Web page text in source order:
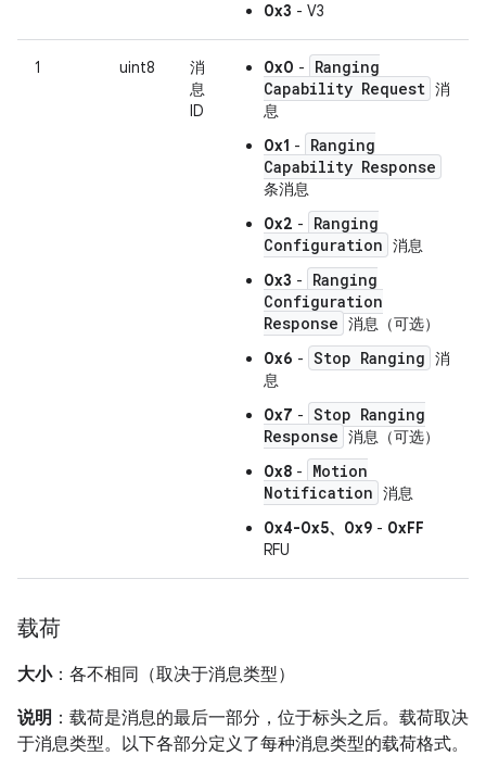
0x3 - V3
1 uint8
消
息
ID
0x0 -
Ranging
Capability Request 消
息
0x1 -
Ranging
Capability Response
条消息
0x2 -
Ranging
Configuration 消息
0x3 -
Ranging
Configuration
Response 消息（可选）
0x6 - Stop Ranging 消
息
0x7 - Stop Ranging
Response 消息（可选）
0x8 -
Motion
Notification 消息
0x4-0x5、0x9 - 0xFF
RFU
载荷
大小：各不相同（取决于消息类型）
说明 ：载荷是消息的最后一部分，位于标头之后。载荷取决
于消息类型。以下各部分定义了每种消息类型的载荷格式。